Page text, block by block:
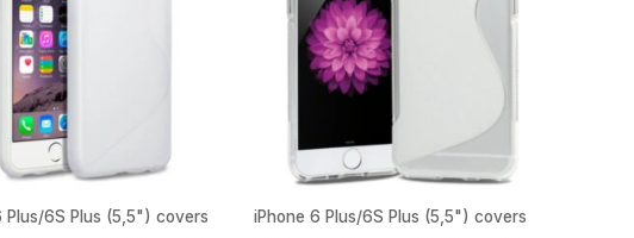
Plus/6S Plus (5,5") covers iPhone 6 Plus/6S Plus (5,5") covers